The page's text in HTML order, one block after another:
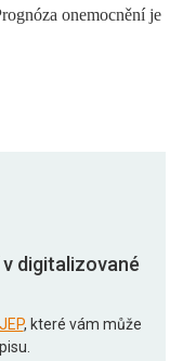
onemocnění je
digitalizované
, které vám může